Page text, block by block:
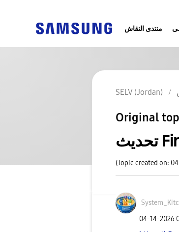
منتدى النقاش
SELV (Jordan)
Original
(Topic created on:
‎04-14-2026